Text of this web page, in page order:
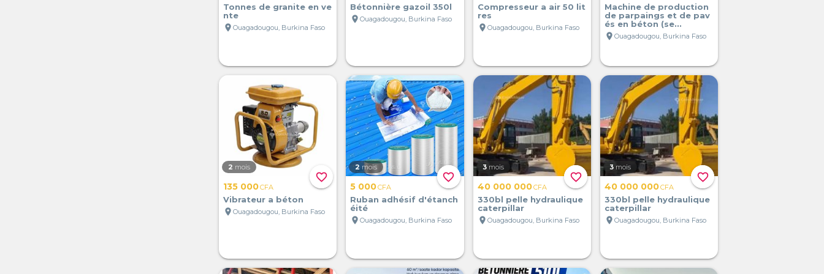
Tonnes de granite en ve
nte
location_on Ouagadougou, Burkina Faso
Bétonnière gazoil 350l
location_onOuagadougou, Burkina Faso
Compresseur a air 50 lit
res
location_on Ouagadougou, Burkina Faso
Machine de production
de parpaings et de pav
és en béton (se...
location_onOuagadougou, Burkina Faso
favorite_border
2 mois
135 000CFA
Vibrateur a béton
location_on Ouagadougou, Burkina Faso
favorite_border
2 mois
5 000CFA
Ruban adhésif d'étanch
éité
location_onOuagadougou, Burkina Faso
favorite_border
3 mois
40 000 000CFA
330bl pelle hydraulique
caterpillar
location_on Ouagadougou, Burkina Faso
favorite_border
3 mois
40 000 000CFA
330bl pelle hydraulique
caterpillar
location_onOuagadougou, Burkina Faso